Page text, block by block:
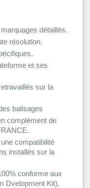
détaillés.
résolution.
et ses
sur la
balisages
complément de
compatibilité
installés sur la
conforme aux
Dvelopment Kit),